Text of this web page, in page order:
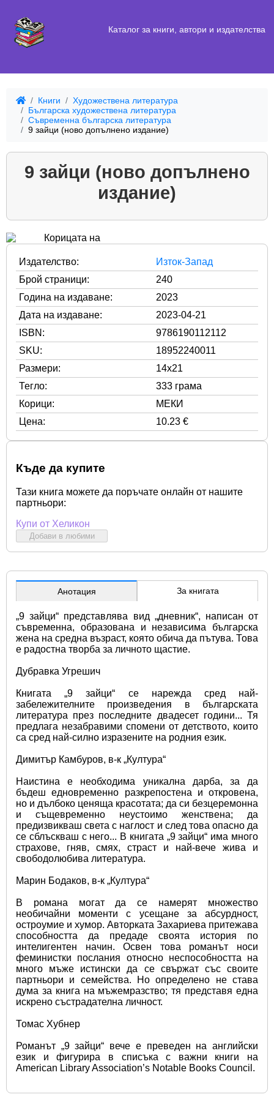
Каталог за книги, автори и издателства
Книги
Художествена литература
Българска художествена литература
Съвременна българска литература
9 зайци (ново допълнено издание)
9 зайци (ново допълнено
издание)
Издателство:
Изток-Запад
Брой страници:
240
Година на издаване:
2023
Дата на издаване:
2023-04-21
ISBN:
9786190112112
SKU:
18952240011
Размери:
14x21
Тегло:
333 грама
Корици:
МЕКИ
Цена:
10.23 €
Къде да купите
Тази книга можете да поръчате онлайн от нашите
партньори:
Купи от Хеликон
Добави в любими
Анотация За книгата
„9 зайци“ представлява вид „дневник“, написан от
съвременна, образована и независима българска
жена на средна възраст, която обича да пътува. Това
е радостна творба за личното щастие.
Дубравка Угрешич
Книгата „9 зайци“ се нарежда сред най-
забележителните произведения в българската
литература през последните двадесет години... Тя
предлага незабравими спомени от детството, които
са сред най-силно изразените на родния език.
Димитър Камбуров, в-к „Култура“
Наистина е необходима уникална дарба, за да
бъдеш едновременно разкрепостена и откровена,
но и дълбоко ценяща красотата; да си безцеремонна
и същевременно неустоимо женствена; да
предизвикваш света с наглост и след това опасно да
се сблъскваш с него... В книгата „9 зайци“ има много
страхове, гняв, смях, страст и най-вече жива и
свободолюбива литература.
Марин Бодаков, в-к „Култура“
В романа могат да се намерят множество
необичайни моменти с усещане за абсурдност,
остроумие и хумор. Авторката Захариева притежава
способността да предаде своята история по
интелигентен начин. Освен това романът носи
феминистки послания относно неспособността на
много мъже истински да се свържат със своите
партньори и семейства. Но определено не става
дума за книга на мъжемразство; тя представя една
искрено състрадателна личност.
Томас Хубнер
Романът „9 зайци“ вече е преведен на английски
език и фигурира в списъка с важни книги на
American Library Association’s Notable Books Council.